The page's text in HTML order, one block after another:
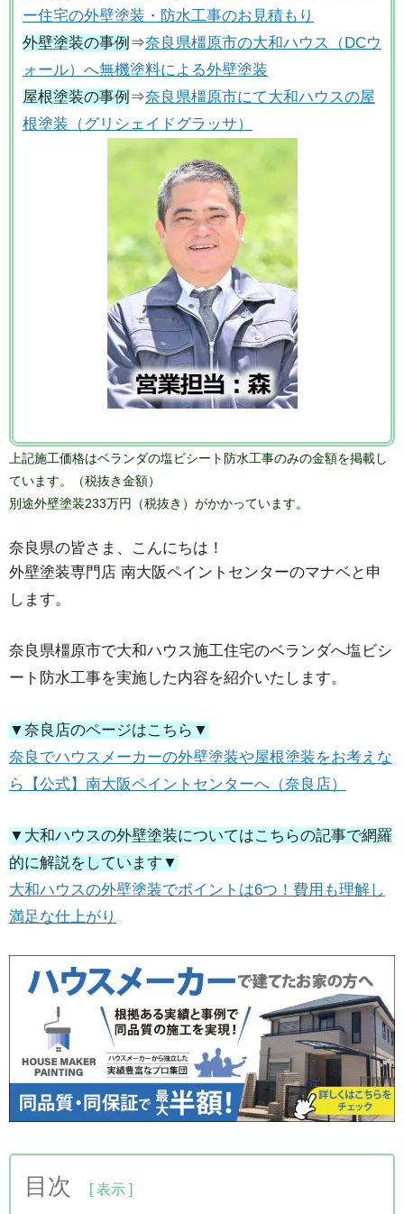
ー住宅の外壁塗装・防水工事のお見積もり
外壁塗装の事例 ⇒奈良県橿原市の大和ハウス（DCウ
ォール）へ無機塗料による外壁塗装
屋根塗装の事例 ⇒奈良県橿原市にて大和ハウスの屋
根塗装（グリシェイドグラッサ）
上記施工価格はベランダの塩ビシート防水工事のみの金額を掲載し
ています。
（税抜き金額）
別途外壁塗装233万円（税抜き）がかかっています。
奈良県の皆さま、こんにちは！
外壁塗装専門店 南大阪ペイントセンターのマナベと申
します。
奈良県橿原市で大和ハウス施工住宅のベランダへ塩ビシ
ート防水工事を実施した内容を紹介いたします。
▼奈良店のページはこちら▼
奈良でハウスメーカーの外壁塗装や屋根塗装をお考えな
ら【公式】南大阪ペイントセンターへ（奈良店）
▼大和ハウスの外壁塗装についてはこちらの記事で網羅
的に解説をしています▼
大和ハウスの外壁塗装でポイントは6つ！費用も理解し
満足な仕上がり
目次